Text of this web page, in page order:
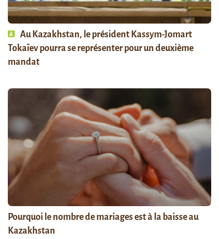
Au Kazakhstan, le président Kassym-Jomart
Tokaïev pourra se représenter pour un deuxième
mandat
Pourquoi le nombre de mariages est à la baisse au
Kazakhstan